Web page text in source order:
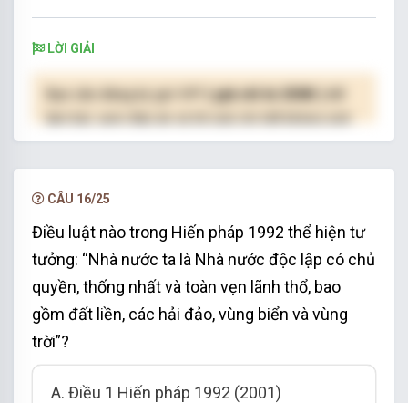
LỜI GIẢI
( giá chỉ từ 250K )
hạn.
CÂU 16/25
Điều luật nào trong Hiến pháp 1992 thể hiện tư
tưởng: “Nhà nước ta là Nhà nước độc lập có chủ
quyền, thống nhất và toàn vẹn lãnh thổ, bao
gồm đất liền, các hải đảo, vùng biển và vùng
trời”?
A. Điều 1 Hiến pháp 1992 (2001)